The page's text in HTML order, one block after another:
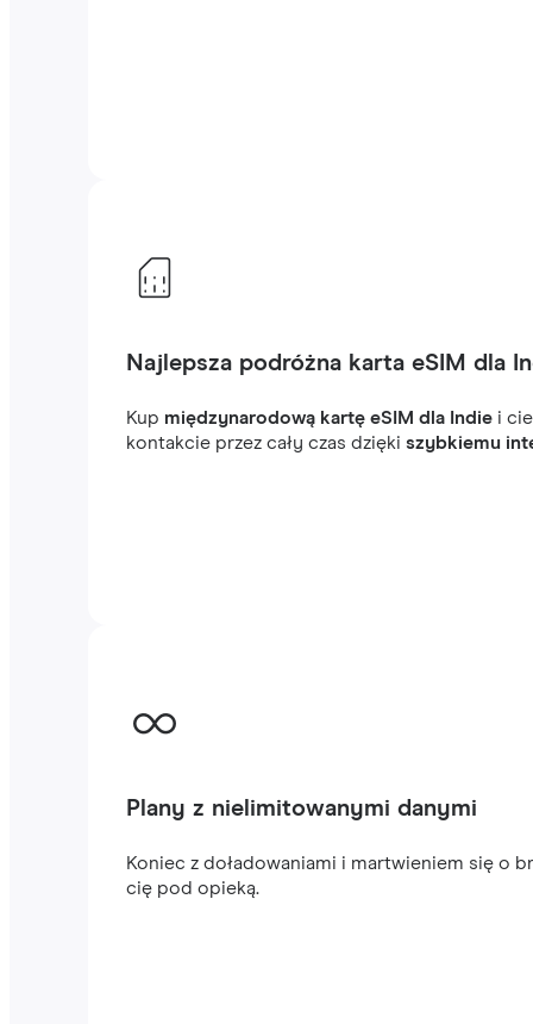
Najlepsza podróżna karta eSIM dla
Kup międzynarodową kartę eSIM dla Indie i
kontakcie przez cały czas dziękiszybkiemu
Plany z nielimitowanymi danymi
Koniec z doładowaniami i martwieniem się o
cię pod opieką.